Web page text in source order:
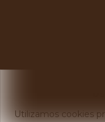
Utilizamos cookies